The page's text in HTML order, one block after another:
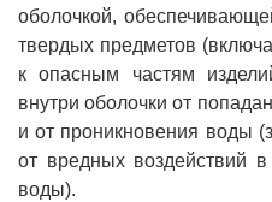
оболочкой,
твердых предметов
к опасным частям
внутри оболочки от
и от проникновения воды
от вредных воздействий в
воды).